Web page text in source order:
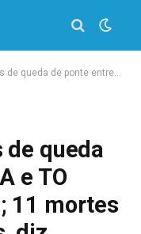
e TO chegam ao 10º dia; 11 mortes foram confirmadas, diz Marinha
de queda
e TO
11 mortes